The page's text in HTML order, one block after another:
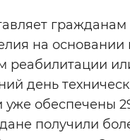
гражданам
на основании
реабилитации
день
уже обеспечены
получили